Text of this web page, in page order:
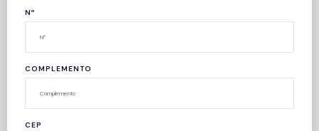
Nº
COMPLEMENTO
CEP